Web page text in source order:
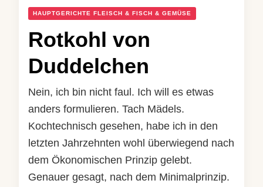
HAUPTGERICHTE FLEISCH & FISCH & GEMÜSE
Rotkohl von
Duddelchen
Nein, ich bin nicht faul. Ich will es etwas
anders formulieren. Tach Mädels.
Kochtechnisch gesehen, habe ich in den
letzten Jahrzehnten wohl überwiegend nach
dem Ökonomischen Prinzip gelebt.
Genauer gesagt, nach dem Minimalprinzip.